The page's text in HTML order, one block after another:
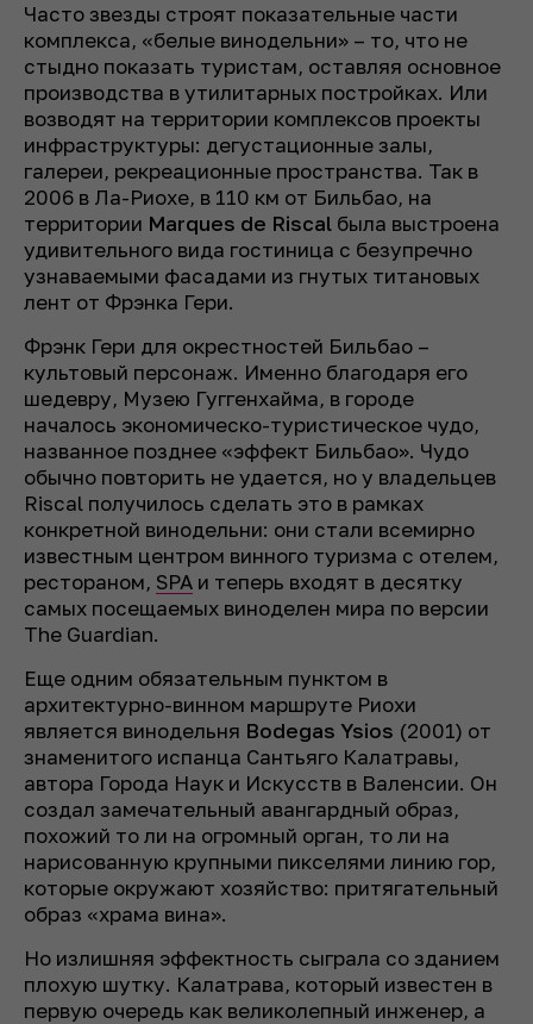
Часто звезды строят показательные части
комплекса, «белые винодельни» – то, что не
стыдно показать туристам, оставляя основное
производства в утилитарных постройках. Или
возводят на территории комплексов проекты
инфраструктуры: дегустационные залы,
галереи, рекреационные пространства. Так в
2006 в Ла-Риохе, в 110 км от Бильбао, на
территории Marques de Riscal была выстроена
удивительного вида гостиница с безупречно
узнаваемыми фасадами из гнутых титановых
лент от Фрэнка Гери.
Фрэнк Гери для окрестностей Бильбао –
культовый персонаж. Именно благодаря его
шедевру, Музею Гуггенхайма, в городе
началось экономическо-туристическое чудо,
названное позднее «эффект Бильбао». Чудо
обычно повторить не удается, но у владельцев
Riscal получилось сделать это в рамках
конкретной винодельни: они стали всемирно
известным центром винного туризма c отелем,
рестораном, SPA и теперь входят в десятку
самых посещаемых виноделен мира по версии
The Guardian.
Еще одним обязательным пунктом в
архитектурно-винном маршруте Риохи
является винодельня Bodegas Ysios (2001) от
знаменитого испанца Сантьяго Калатравы,
автора Города Наук и Искусств в Валенсии. Он
создал замечательный авангардный образ,
похожий то ли на огромный орган, то ли на
нарисованную крупными пикселями линию гор,
которые окружают хозяйство: притягательный
образ «храма вина».
Но излишняя эффектность сыграла со зданием
плохую шутку. Калатрава, который известен в
первую очередь как великолепный инженер, а